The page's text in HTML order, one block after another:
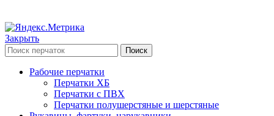
Закрыть
Поиск
Рабочие перчатки
Перчатки ХБ
Перчатки с ПВХ
Перчатки полушерстяные и шерстяные